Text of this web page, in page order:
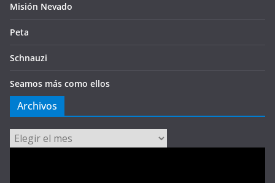
Misión Nevado
Peta
Schnauzi
Seamos más como ellos
Archivos
Archivos